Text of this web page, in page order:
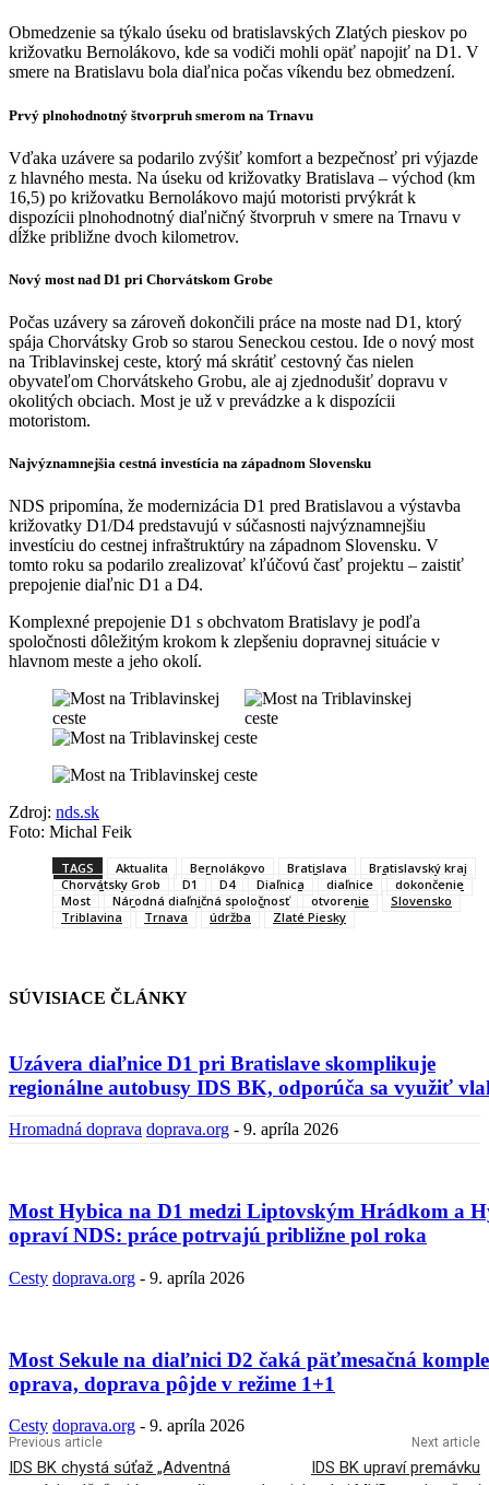
Obmedzenie sa týkalo úseku od bratislavských Zlatých pieskov po
križovatku Bernolákovo, kde sa vodiči mohli opäť napojiť na D1. V
smere na Bratislavu bola diaľnica počas víkendu bez obmedzení.
Prvý plnohodnotný štvorpruh smerom na Trnavu
Vďaka uzávere sa podarilo zvýšiť komfort a bezpečnosť pri výjazde
z hlavného mesta. Na úseku od križovatky Bratislava – východ (km
16,5) po križovatku Bernolákovo majú motoristi prvýkrát k
dispozícii plnohodnotný diaľničný štvorpruh v smere na Trnavu v
dĺžke približne dvoch kilometrov.
Nový most nad D1 pri Chorvátskom Grobe
Počas uzávery sa zároveň dokončili práce na moste nad D1, ktorý
spája Chorvátsky Grob so starou Seneckou cestou. Ide o nový most
na Triblavinskej ceste, ktorý má skrátiť cestovný čas nielen
obyvateľom Chorvátskeho Grobu, ale aj zjednodušiť dopravu v
okolitých obciach. Most je už v prevádzke a k dispozícii
motoristom.
Najvýznamnejšia cestná investícia na západnom Slovensku
NDS pripomína, že modernizácia D1 pred Bratislavou a výstavba
križovatky D1/D4 predstavujú v súčasnosti najvýznamnejšiu
investíciu do cestnej infraštruktúry na západnom Slovensku. V
tomto roku sa podarilo zrealizovať kľúčovú časť projektu – zaistiť
prepojenie diaľnic D1 a D4.
Komplexné prepojenie D1 s obchvatom Bratislavy je podľa
spoločnosti dôležitým krokom k zlepšeniu dopravnej situácie v
hlavnom meste a jeho okolí.
Zdroj: nds.sk
Foto: Michal Feik
TAGS Aktualita Bernolákovo Bratislava
Bratislavský kraj
Chorvátsky Grob
D1 D4 Diaľnica diaľnice
dokončenie
Most
Národná diaľničná spoločnosť otvorenie
Slovensko
Triblavina
Trnava údržba Zlaté Piesky
SÚVISIACE ČLÁNKY
Uzávera diaľnice D1 pri Bratislave skomplikuje
regionálne autobusy IDS BK, odporúča sa využiť
Hromadná doprava doprava.org - 9. apríla 2026
Most Hybica na D1 medzi Liptovským Hrádkom a
opraví NDS: práce potrvajú približne pol roka
Cesty doprava.org - 9. apríla 2026
Most Sekule na diaľnici D2 čaká päťmesačná
oprava, doprava pôjde v režime 1+1
Cesty doprava.org - 9. apríla 2026
Previous article
IDS BK chystá súťaž „Adventná
Next article
IDS BK upraví premávku